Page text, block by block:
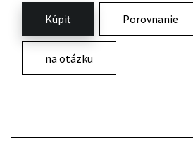
Kúpiť Porovnanie
na otázku